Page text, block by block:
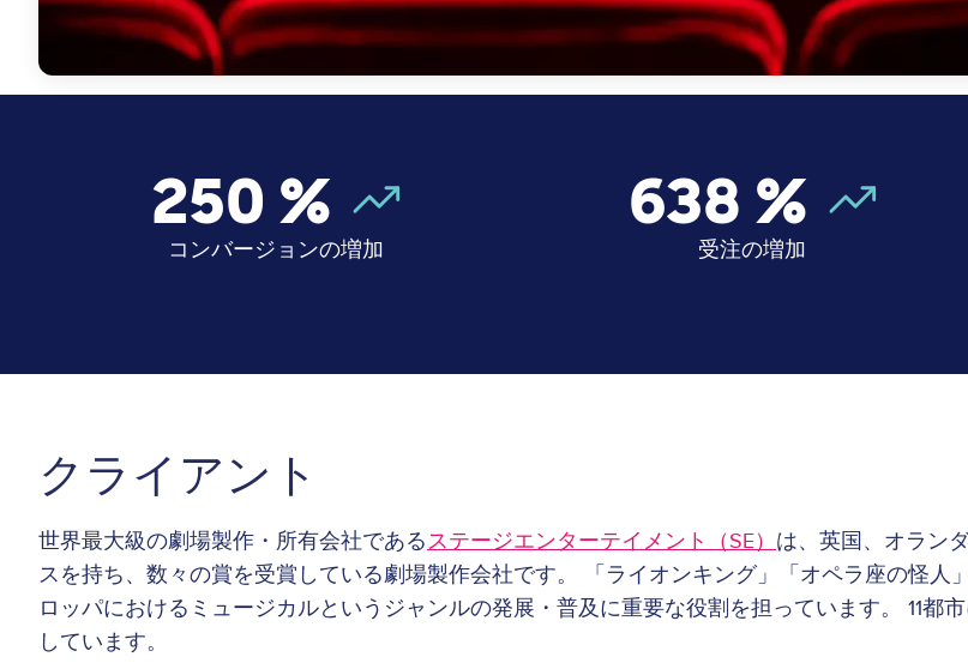
250 %
コンバージョンの増加
638 %
受注の増加
クライアント
世界最大級の劇場製作・所有会社であるステージエンターテイメント（SE） は、英国、オラン
スを持ち、数々の賞を受賞している劇場製作会社です。 「ライオンキング」「オペラ座の怪
ロッパにおけるミュージカルというジャンルの発展・普及に重要な役割を担っています。 11
しています。